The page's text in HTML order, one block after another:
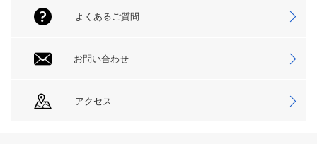
よくあるご質問
お問い合わせ
アクセス